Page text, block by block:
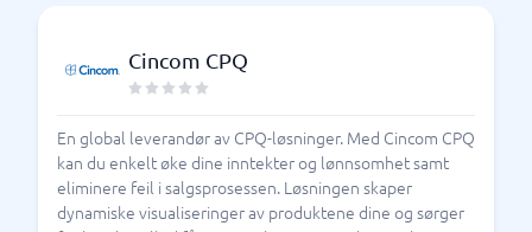
Cincom CPQ
En global leverandør av CPQ-løsninger. Med Cincom CPQ
kan du enkelt øke dine inntekter og lønnsomhet samt
eliminere feil i salgsprosessen. Løsningen skaper
dynamiske visualiseringer av produktene dine og sørger